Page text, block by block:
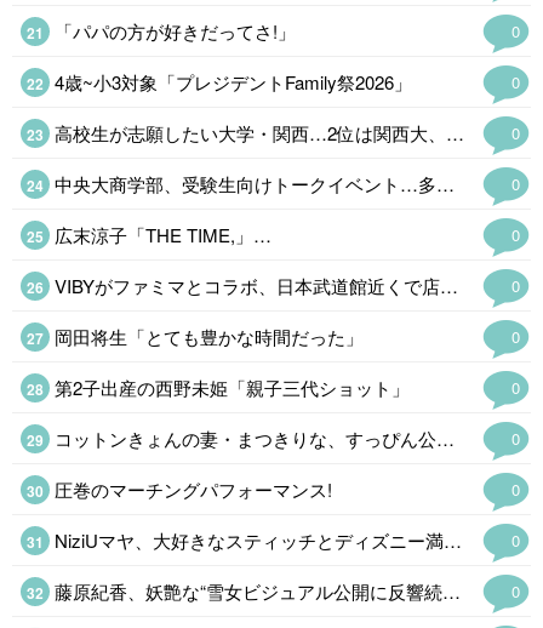
0
「パパの方が好きだってさ!」
0
4歳~小3対象「プレジデントFamily祭2026」
0
高校生が志願したい大学・関西…2位は関西大、1位は?
0
中央大商学部、受験生向けトークイベント…多摩・Zoomで8/22
0
広末涼子「THE TIME,」…
0
VIBYがファミマとコラボ、日本武道館近くで店舗ラッピング&限定
0
岡田将生「とても豊かな時間だった」
0
第2子出産の西野未姫「親子三代ショット」
0
コットンきょんの妻・まつきりな、すっぴん公開&肌の悩み告白「お肌綺麗すぎる」
0
圧巻のマーチングパフォーマンス!
0
NiziUマヤ、大好きなスティッチとディズニー満喫「愛が伝わる」…
0
藤原紀香、妖艶な“雪女ビジュアル公開に反響続々「美しすぎて二度見」…